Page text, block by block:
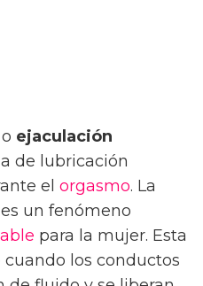
ejaculación
de lubricación
el orgasmo. La
un fenómeno
para la mujer. Esta
los conductos